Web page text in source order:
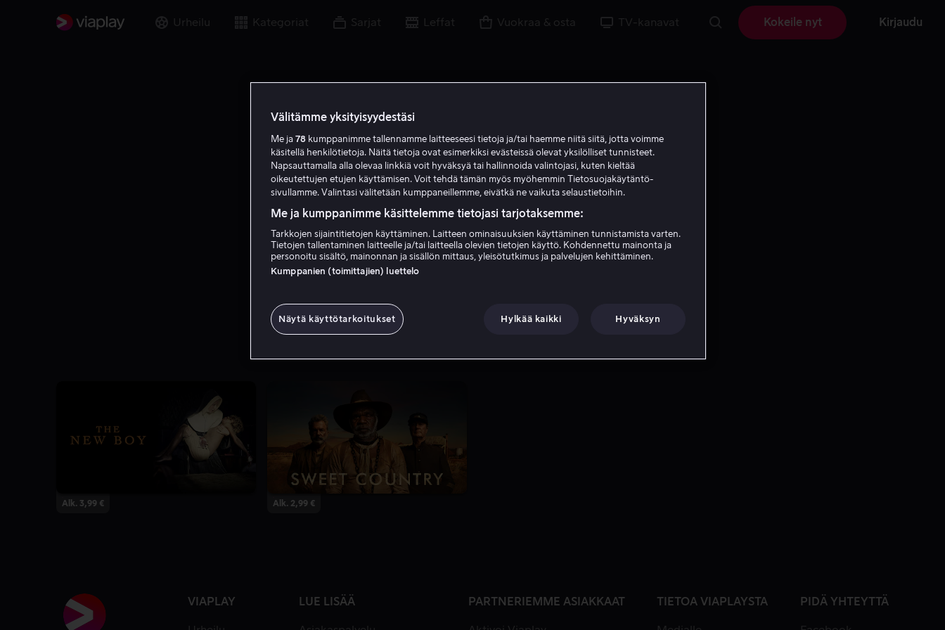
Urheilu Kategoriat Sarjat Leffat Vuokraa & osta TV-kanavat Kokeile nyt Kirjaudu
Warwick Thornton
Alk. 3,99 € Alk. 2,99 €
VIAPLAY LUE LISÄÄ PARTNERIEMME ASIAKKAAT TIETOA VIAPLAYSTA PIDÄ YHTEYTTÄ
Välitämme yksityisyydestäsi
Me ja 78 kumppanimme tallennamme laitteeseesi tietoja ja/tai haemme niitä siitä, jotta voimme
käsitellä henkilötietoja. Näitä tietoja ovat esimerkiksi evästeissä olevat yksilölliset tunnisteet.
Napsauttamalla alla olevaa linkkiä voit hyväksyä tai hallinnoida valintojasi, kuten kieltää
oikeutettujen etujen käyttämisen. Voit tehdä tämän myös myöhemmin Tietosuojakäytäntö-
sivullamme. Valintasi välitetään kumppaneillemme, eivätkä ne vaikuta selaustietoihin.
Me ja kumppanimme käsittelemme tietojasi tarjotaksemme:
Tarkkojen sijaintitietojen käyttäminen. Laitteen ominaisuuksien käyttäminen tunnistamista varten.
Tietojen tallentaminen laitteelle ja/tai laitteella olevien tietojen käyttö. Kohdennettu mainonta ja
personoitu sisältö, mainonnan ja sisällön mittaus, yleisötutkimus ja palvelujen kehittäminen.
Kumppanien (toimittajien) luettelo
Näytä käyttötarkoitukset Hylkää kaikki Hyväksyn